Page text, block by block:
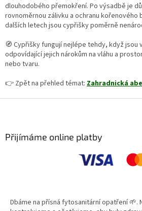
dlouhodobého přemokření. Po výsadbě je
rovnoměrnou zálivku a ochranu kořenového
dalších letech jsou cypřišky poměrně
🧭 Cypřišky fungují nejlépe tehdy, když jsou
odpovídající jejich nárokům na vláhu a
nebo tvaru.
👉 Zpět na přehled témat: Zahradnická
Přijímáme online platby
Dbáme na přísná fytosanitární opatření 🌱.